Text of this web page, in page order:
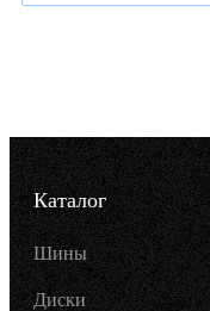
Каталог
Шины
Диски